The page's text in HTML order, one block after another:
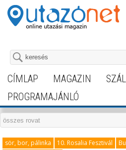
CÍMLAP MAGAZIN
PROGRAMAJÁNLÓ
sör, bor, pálinka 10. Rosalia Fesztivál